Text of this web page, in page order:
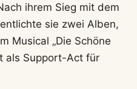
ihrem Sieg mit dem
sie zwei Alben,
Musical „Die Schöne
als Support-Act für